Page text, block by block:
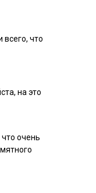
всего, что
на это
очень